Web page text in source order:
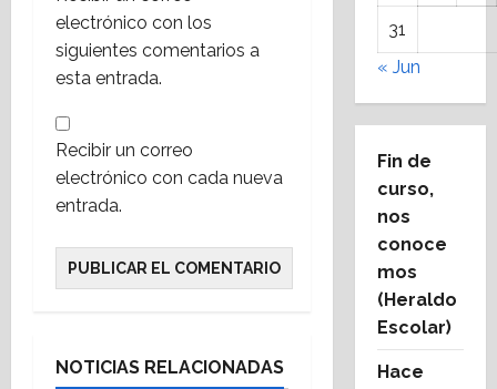
electrónico con los
siguientes comentarios a
esta entrada.
Recibir un correo
electrónico con cada nueva
entrada.
NOTICIAS RELACIONADAS
31
« Jun
Fin de
curso,
nos
conoce
mos
(Heraldo
Escolar)
Hace